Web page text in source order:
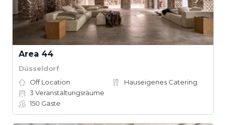
Area 44
Düsseldorf
Off Location
Hauseigenes Catering
3 Veranstaltungsräume
150 Gäste